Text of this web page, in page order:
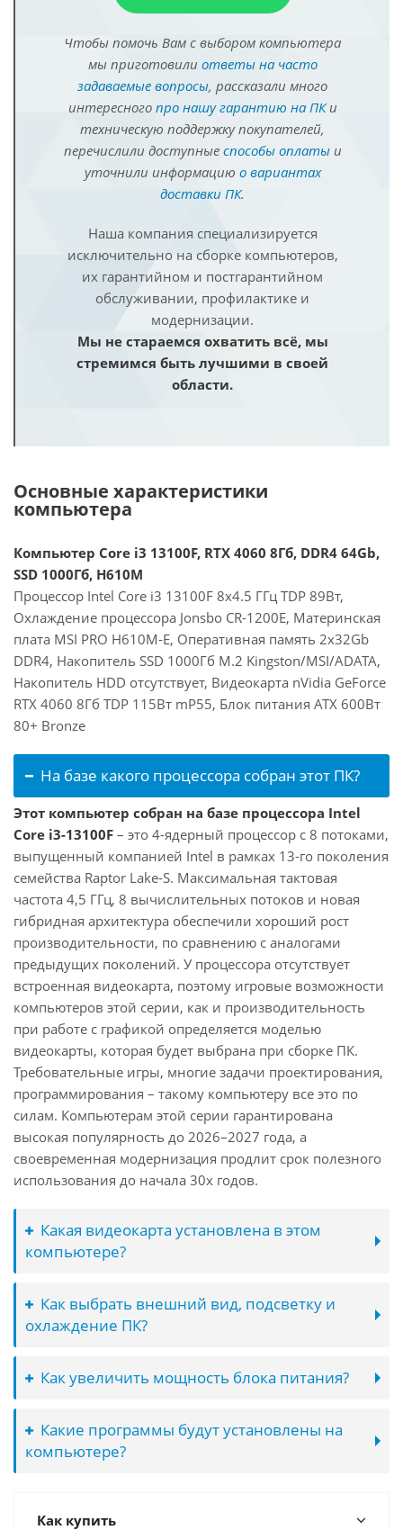
Чтобы помочь Вам с выбором компьютера
мы приготовили ответы на часто
задаваемые вопросы, рассказали много
интересного про нашу гарантию на ПКи
техническую поддержку покупателей,
перечислили доступные способы оплатыи
уточнили информацию о вариантах
доставки ПК.
Наша компания специализируется
исключительно на сборке компьютеров,
их гарантийном и постгарантийном
обслуживании, профилактике и
модернизации.
Мы не стараемся охватить всё, мы
стремимся быть лучшими в своей
области.
Основные характеристики
компьютера
Компьютер Core i3 13100F, RTX 4060 8Гб, DDR4 64Gb,
SSD 1000Гб, H610M
Процессор Intel Core i3 13100F 8x4.5 ГГц TDP 89Вт,
Охлаждение процессора Jonsbo CR-1200E, Материнская
плата MSI PRO H610M-E, Оперативная память 2x32Gb
DDR4, Накопитель SSD 1000Гб M.2 Kingston/MSI/ADATA,
Накопитель HDD отсутствует, Видеокарта nVidia GeForce
RTX 4060 8Гб TDP 115Вт mP55, Блок питания ATX 600Вт
80+ Bronze
На базе какого процессора собран этот ПК?
Этот компьютер собран на базе процессора Intel
Core i3-13100F – это 4-ядерный процессор с 8 потоками,
выпущенный компанией Intel в рамках 13-го поколения
семейства Raptor Lake-S. Максимальная тактовая
частота 4,5 ГГц, 8 вычислительных потоков и новая
гибридная архитектура обеспечили хороший рост
производительности, по сравнению с аналогами
предыдущих поколений. У процессора отсутствует
встроенная видеокарта, поэтому игровые возможности
компьютеров этой серии, как и производительность
при работе с графикой определяется моделью
видеокарты, которая будет выбрана при сборке ПК.
Требовательные игры, многие задачи проектирования,
программирования – такому компьютеру все это по
силам. Компьютерам этой серии гарантирована
высокая популярность до 2026–2027 года, а
своевременная модернизация продлит срок полезного
использования до начала 30х годов.
Какая видеокарта установлена в этом
компьютере?
Как выбрать внешний вид, подсветку и
охлаждение ПК?
Как увеличить мощность блока питания?
Какие программы будут установлены на
компьютере?
Как купить